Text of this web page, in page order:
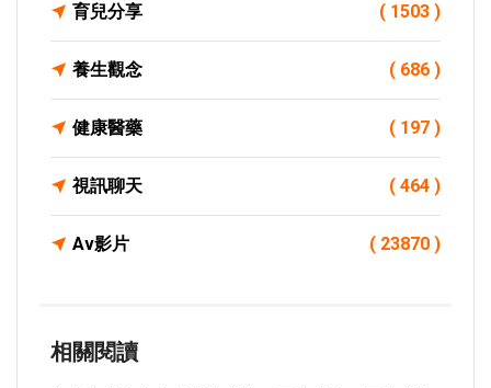
育兒分享 ( 1503 )
養生觀念 ( 686 )
健康醫藥 ( 197 )
視訊聊天 ( 464 )
Av影片 ( 23870 )
相關閱讀